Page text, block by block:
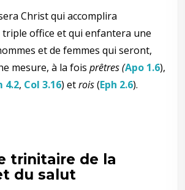
Christ qui accomplira
office et qui enfantera une
et de femmes qui seront,
mesure, à la foisprêtres (Apo 1.6),
4.2, Col 3.16) etrois(Eph 2.6).
trinitaire de la
du salut